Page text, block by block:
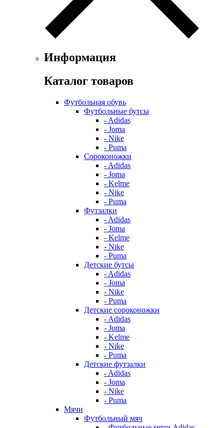
Информация
Каталог товаров
Футбольная обувь
Футбольные бутсы
- Adidas
- Joma
- Nike
- Puma
Сороконожки
- Adidas
- Joma
- Kelme
- Nike
- Puma
Футзалки
- Adidas
- Joma
- Kelme
- Nike
- Puma
Детские бутсы
- Adidas
- Joma
- Nike
- Puma
Детские сороконожки
- Adidas
- Joma
- Kelme
- Nike
- Puma
Детские футзалки
- Adidas
- Joma
- Nike
- Puma
Мячи
Футбольный мяч